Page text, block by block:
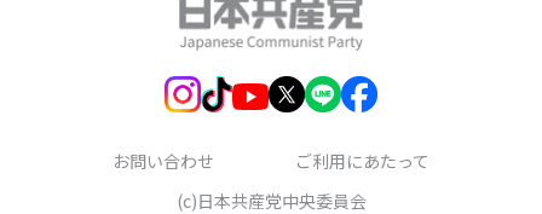
お問い合わせ
ご利用にあたって
(c)日本共産党中央委員会